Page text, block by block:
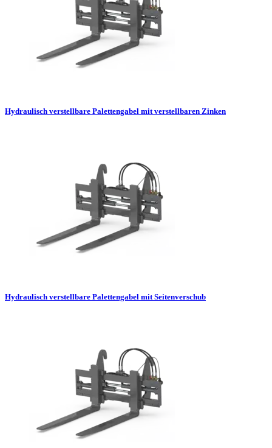
Hydraulisch verstellbare Palettengabel mit verstellbaren Zinken
Hydraulisch verstellbare Palettengabel mit Seitenverschub